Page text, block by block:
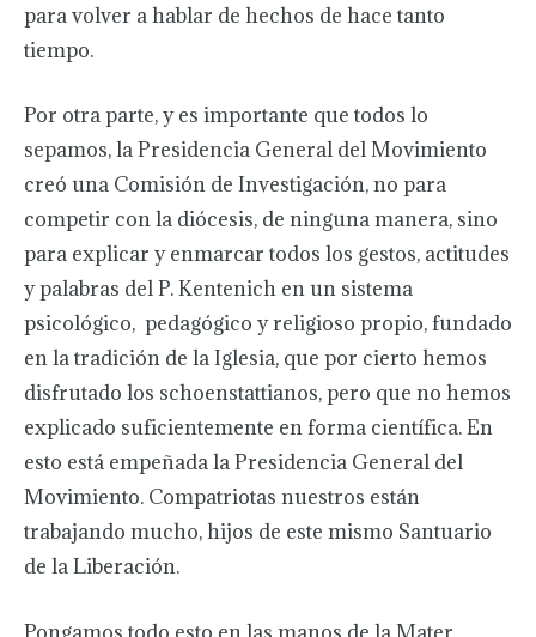
para volver a hablar de hechos de hace tanto
tiempo.
Por otra parte, y es importante que todos lo
sepamos, la Presidencia General del Movimiento
creó una Comisión de Investigación, no para
competir con la diócesis, de ninguna manera, sino
para explicar y enmarcar todos los gestos, actitudes
y palabras del P. Kentenich en un sistema
psicológico, pedagógico y religioso propio, fundado
en la tradición de la Iglesia, que por cierto hemos
disfrutado los schoenstattianos, pero que no hemos
explicado suficientemente en forma científica. En
esto está empeñada la Presidencia General del
Movimiento. Compatriotas nuestros están
trabajando mucho, hijos de este mismo Santuario
de la Liberación.